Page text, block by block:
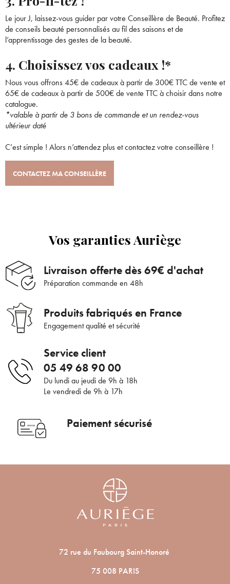
Supprimer le produit ?
Voulez-vous vraiment supprimer le produit suivant du
panier ?
ANNULER
Le jour J, laissez-vous guider par votre Conseillère de Beauté. Profitez
de conseils beauté personnalisés au fil des saisons et de
l’apprentissage des gestes de la beauté.
4. Choisissez vos cadeaux !*
Nous vous offrons 45€ de cadeaux à partir de 300€ TTC de vente et
65€ de cadeaux à partir de 500€ de vente TTC à choisir dans notre
catalogue.
*valable à partir de 3 bons de commande et un rendez-vous
ultérieur daté
C’est simple ! Alors n’attendez plus et contactez votre conseillère !
CONTACTEZ MA CONSEILLÈRE
Vos garanties Auriège
Livraison offerte dès 69€ d'achat
Préparation commande en 48h
Produits fabriqués en France
Engagement qualité et sécurité
Service client
05 49 68 90 00
Du lundi au jeudi de 9h à 18h
Le vendredi de 9h à 17h
Paiement sécurisé
72 rue du Faubourg Saint-Honoré
75 008 PARIS
Bienvenue !
Pour être au courant de nos dernières
nouveautés ou promotions en cours et
vous à notre Newsletter.
En renseignant votre adresse e-mail, vous acceptez de recevoir des
communications par e-mail de la part d’Auriège.